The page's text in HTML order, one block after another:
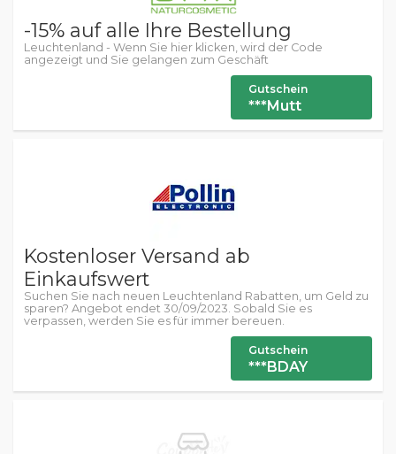
-15% auf alle Ihre Bestellung
Leuchtenland - Wenn Sie hier klicken, wird der Code
angezeigt und Sie gelangen zum Geschäft
Gutschein
***Mutt
Kostenloser Versand ab
Einkaufswert
Suchen Sie nach neuen Leuchtenland Rabatten, um Geld zu
sparen? Angebot endet 30/09/2023. Sobald Sie es
verpassen, werden Sie es für immer bereuen.
Gutschein
***BDAY